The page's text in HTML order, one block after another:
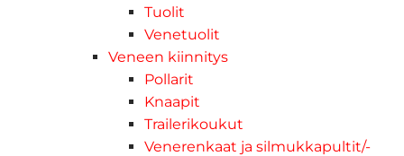
Tuolit
Venetuolit
Veneen kiinnitys
Pollarit
Knaapit
Trailerikoukut
Venerenkaat ja silmukkapultit/-